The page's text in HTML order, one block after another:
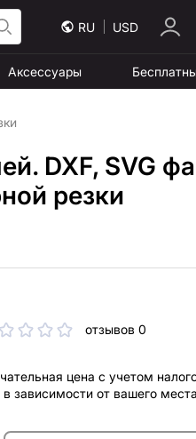
RU USD
Аксессуары
DXF, SVG
резки
отзывов 0
цена с учетом
зависимости от вашего места